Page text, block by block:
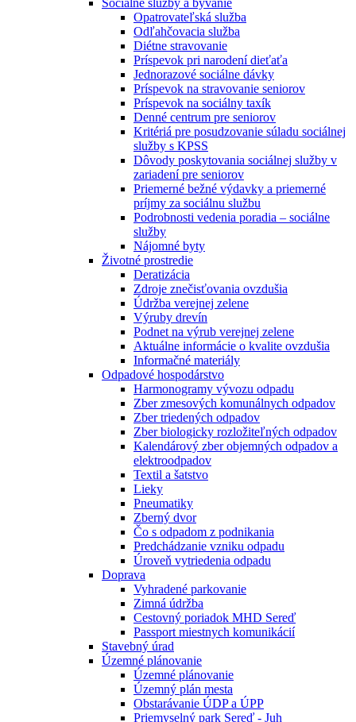
Sociálne služby a bývanie
Opatrovateľská služba
Odľahčovacia služba
Diétne stravovanie
Príspevok pri narodení dieťaťa
Jednorazové sociálne dávky
Príspevok na stravovanie seniorov
Príspevok na sociálny taxík
Denné centrum pre seniorov
Kritériá pre posudzovanie súladu sociálnej
služby s KPSS
Dôvody poskytovania sociálnej služby v
zariadení pre seniorov
Priemerné bežné výdavky a priemerné
príjmy za sociálnu službu
Podrobnosti vedenia poradia – sociálne
služby
Nájomné byty
Životné prostredie
Deratizácia
Zdroje znečisťovania ovzdušia
Údržba verejnej zelene
Výruby drevín
Podnet na výrub verejnej zelene
Aktuálne informácie o kvalite ovzdušia
Informačné materiály
Odpadové hospodárstvo
Harmonogramy vývozu odpadu
Zber zmesových komunálnych odpadov
Zber triedených odpadov
Zber biologicky rozložiteľných odpadov
Kalendárový zber objemných odpadov a
elektroodpadov
Textil a šatstvo
Lieky
Pneumatiky
Zberný dvor
Čo s odpadom z podnikania
Predchádzanie vzniku odpadu
Úroveň vytriedenia odpadu
Doprava
Vyhradené parkovanie
Zimná údržba
Cestovný poriadok MHD Sereď
Passport miestnych komunikácií
Stavebný úrad
Územné plánovanie
Územné plánovanie
Územný plán mesta
Obstarávanie ÚDP a ÚPP
Priemyselný park Sereď - Juh